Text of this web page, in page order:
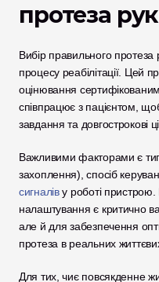
протеза
Вибір правильного
процесу реабілітації. Цей
оцінювання
співпрацює з пацієнтом,
завдання та довгострокові
Важливими факторами є
захоплення), спосіб
сигналів у роботі пристрою.
налаштування є критично
але й для забезпечення
протеза в реальних
Для тих, чиє повсякденне